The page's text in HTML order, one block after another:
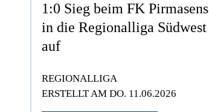
1:0 Sieg beim FK Pirmasens
in die Regionalliga Südwest
auf
REGIONALLIGA
ERSTELLT AM DO. 11.06.2026